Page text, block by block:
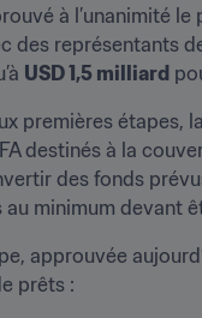
à l’unanimité
des représentants
USD 1,5 milliard
premières étapes,
destinés à la
des fonds
minimum devant
approuvée
prêts :